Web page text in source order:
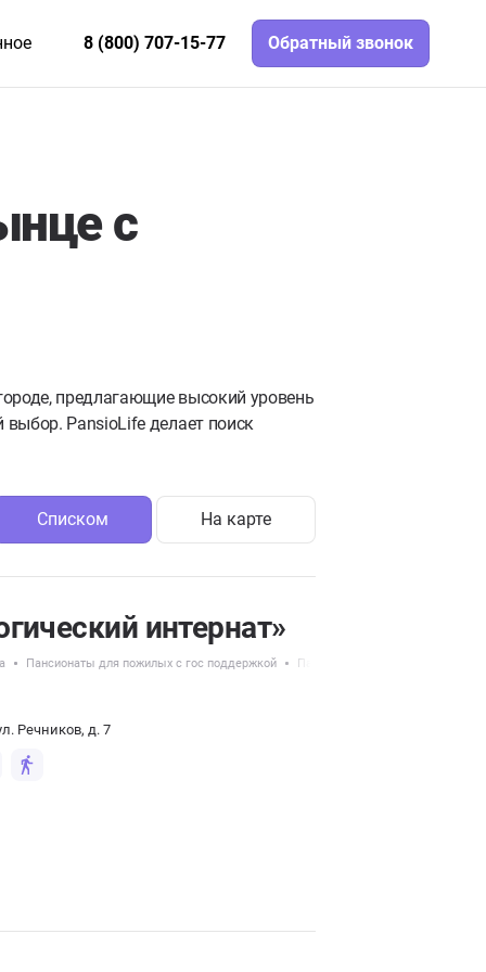
8 (800) 707-15-77 Обратный звонок
с
предлагающие высокий уровень
PansioLife делает поиск
Списком На карте
интернат»
Пансионаты для пожилых с гос поддержкой Пансионаты для людей с
Речников, д. 7